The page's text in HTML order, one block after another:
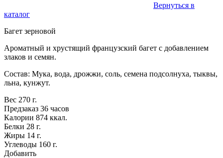
Вернуться в
каталог
Багет зерновой
Ароматный и хрустящий французский багет с добавлением
злаков и семян.
Состав: Мука, вода, дрожжи, соль, семена подсолнуха, тыквы,
льна, кунжут.
Вес 270 г.
Предзаказ 36 часов
Калории 874 ккал.
Белки 28 г.
Жиры 14 г.
Углеводы 160 г.
Добавить